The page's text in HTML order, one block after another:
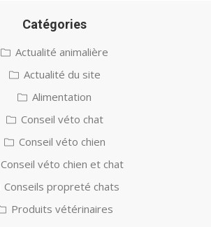
Catégories
Actualité animalière
Actualité du site
Alimentation
Conseil véto chat
Conseil véto chien
Conseil véto chien et chat
Conseils propreté chats
Produits vétérinaires